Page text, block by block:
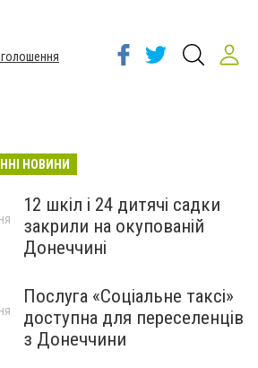
НОВИНИ
12 шкіл і 24 дитячі садки
закрили на окупованій
Донеччині
Послуга «Соціальне таксі»
доступна для переселенців
з Донеччини